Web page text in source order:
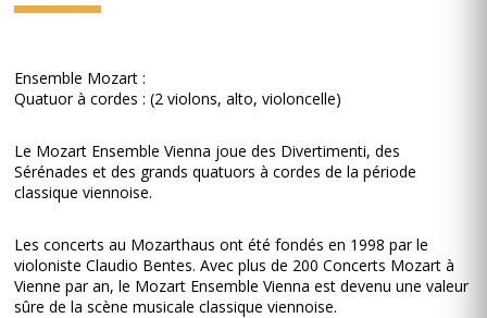
Ensemble Mozart :
Quatuor à cordes : (2 violons, alto, violoncelle)
Le Mozart Ensemble Vienna joue des Divertimenti, des
Sérénades et des grands quatuors à cordes de la période
classique viennoise.
Les concerts au Mozarthaus ont été fondés en 1998 par le
violoniste Claudio Bentes. Avec plus de 200 Concerts Mozart à
Vienne par an, le Mozart Ensemble Vienna est devenu une valeur
sûre de la scène musicale classique viennoise.